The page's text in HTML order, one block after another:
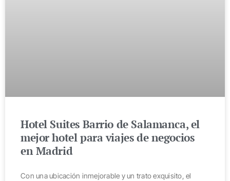
Hotel Suites Barrio de Salamanca, el
mejor hotel para viajes de negocios
en Madrid
Con una ubicación inmejorable y un trato exquisito, el